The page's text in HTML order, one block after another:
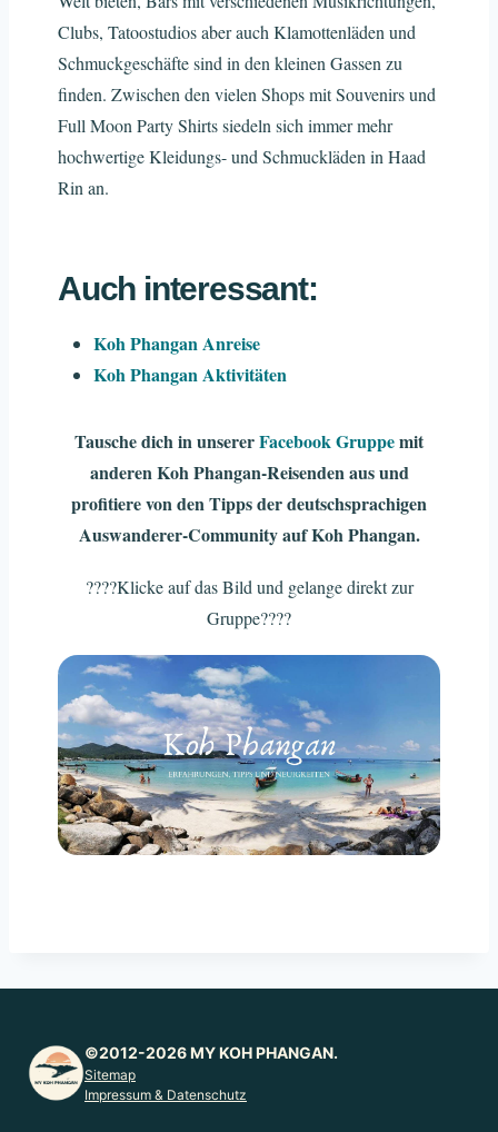
Clubs, Tatoostudios aber auch Klamottenläden und
Schmuckgeschäfte sind in den kleinen Gassen zu
finden. Zwischen den vielen Shops mit Souvenirs und
Full Moon Party Shirts siedeln sich immer mehr
hochwertige Kleidungs- und Schmuckläden in Haad
Rin an.
Auch interessant:
Koh Phangan Anreise
Koh Phangan Aktivitäten
Tausche dich in unsererFacebook Gruppemit
anderen Koh Phangan-Reisenden aus und
profitiere von den Tipps der deutschsprachigen
Auswanderer-Community auf Koh Phangan.
????Klicke auf das Bild und gelange direkt zur
Gruppe????
©2012-2026 MY KOH PHANGAN.
Sitemap
Impressum & Datenschutz